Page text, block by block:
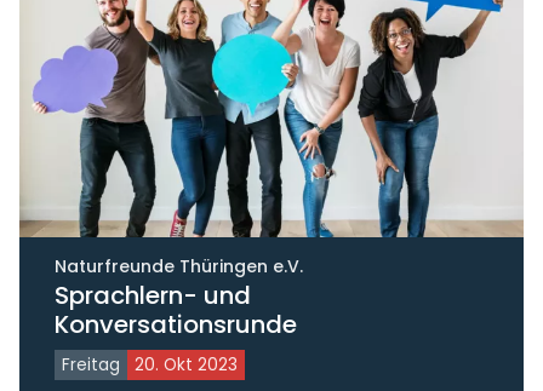
Naturfreunde Thüringen e.V.
Sprachlern- und
Konversationsrunde
Freitag 20. Okt 2023